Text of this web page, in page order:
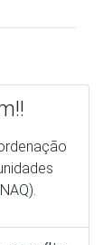
básica
pessoas
social.
por isso